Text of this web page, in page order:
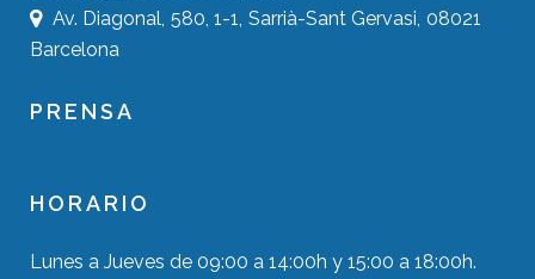
Av. Diagonal, 580, 1-1, Sarrià-Sant Gervasi, 08021
Barcelona
PRENSA
HORARIO
Lunes a Jueves de 09:00 a 14:00h y 15:00 a 18:00h.